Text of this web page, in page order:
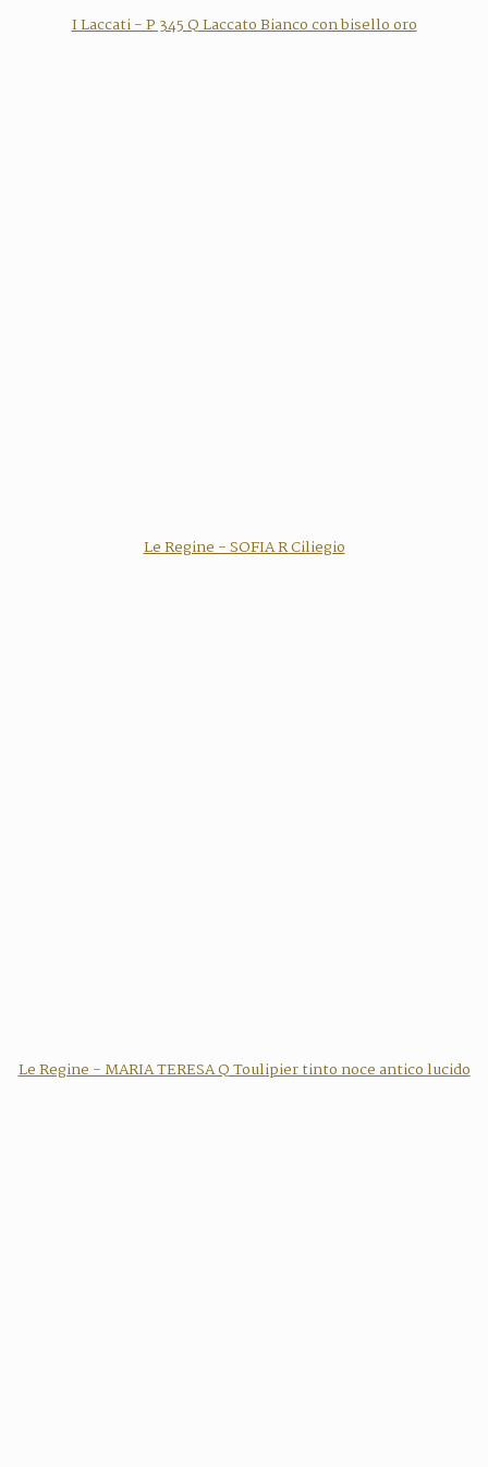
I Laccati - P 345 Q Laccato Bianco con bisello oro
Le Regine - SOFIA R Ciliegio
Le Regine - MARIA TERESA Q Toulipier tinto noce antico lucido